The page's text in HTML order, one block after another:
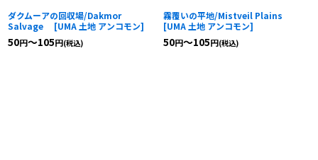
ダクムーアの回収場/Dakmor
Salvage
[UMA 土地 アンコモン]
50円～105円(税込)
霧覆いの平地/Mistveil Plains
[UMA 土地 アンコモン]
50円～105円(税込)